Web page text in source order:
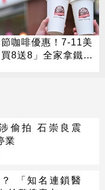
咖啡優惠！7-11美
8送8」全家拿鐵2
偷拍 石崇良震
業
「知名連鎖醫